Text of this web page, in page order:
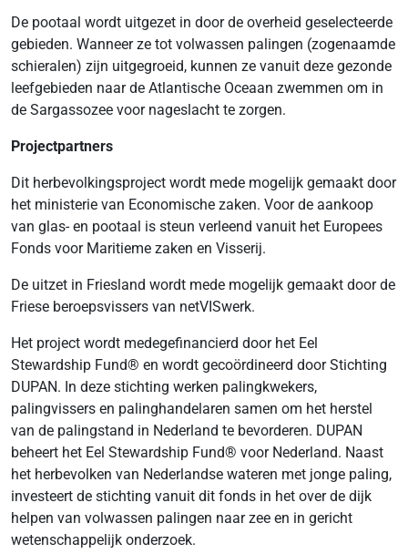
De pootaal wordt uitgezet in door de overheid geselecteerde
gebieden. Wanneer ze tot volwassen palingen (zogenaamde
schieralen) zijn uitgegroeid, kunnen ze vanuit deze gezonde
leefgebieden naar de Atlantische Oceaan zwemmen om in
de Sargassozee voor nageslacht te zorgen.
Projectpartners
Dit herbevolkingsproject wordt mede mogelijk gemaakt door
het ministerie van Economische zaken. Voor de aankoop
van glas- en pootaal is steun verleend vanuit het Europees
Fonds voor Maritieme zaken en Visserij.
De uitzet in Friesland wordt mede mogelijk gemaakt door de
Friese beroepsvissers van netVISwerk.
Het project wordt medegefinancierd door het Eel
Stewardship Fund® en wordt gecoördineerd door Stichting
DUPAN. In deze stichting werken palingkwekers,
palingvissers en palinghandelaren samen om het herstel
van de palingstand in Nederland te bevorderen. DUPAN
beheert het Eel Stewardship Fund® voor Nederland. Naast
het herbevolken van Nederlandse wateren met jonge paling,
investeert de stichting vanuit dit fonds in het over de dijk
helpen van volwassen palingen naar zee en in gericht
wetenschappelijk onderzoek.